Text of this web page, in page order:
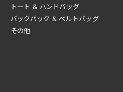
トート & ハンドバッグ
バックパック & ベルトバッグ
その他